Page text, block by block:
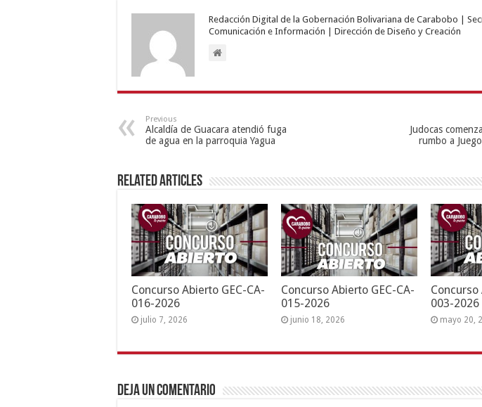
Redacción Digital de la Gobernación Bolivariana de Carabobo |
Comunicación e Información | Dirección de Diseño y Creación
Previous
Alcaldía de Guacara atendió fuga
de agua en la parroquia Yagua
Judocas
rumbo a
Related Articles
Concurso Abierto GEC-CA-
016-2026
julio 7, 2026
Concurso Abierto GEC-CA-
015-2026
junio 18, 2026
Concurso
003-2026
mayo 20,
Deja un comentario